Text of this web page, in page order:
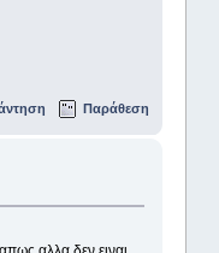
Παράθεση